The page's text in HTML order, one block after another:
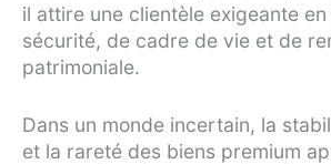
il attire une clientèle exigeante
sécurité, de cadre de vie et de
patrimoniale.
Dans un monde incertain, la
et la rareté des biens premium